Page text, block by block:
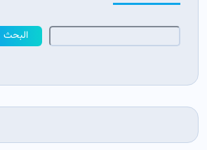
البحث